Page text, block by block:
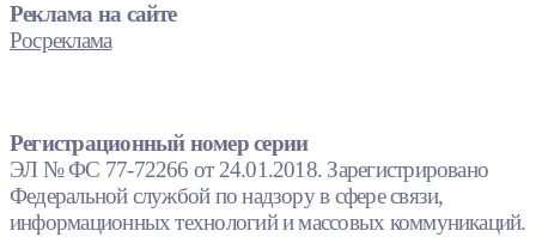
Реклама на сайте
Росреклама
Регистрационный номер серии
ЭЛ № ФС 77-72266 от 24.01.2018. Зарегистрировано
Федеральной службой по надзору в сфере связи,
информационных технологий и массовых коммуникаций.